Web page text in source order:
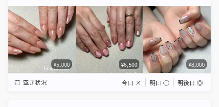
¥5,000 ¥6,500 ¥8,000
空き状況 今日 × 明日 ◯ 明後日 ◎